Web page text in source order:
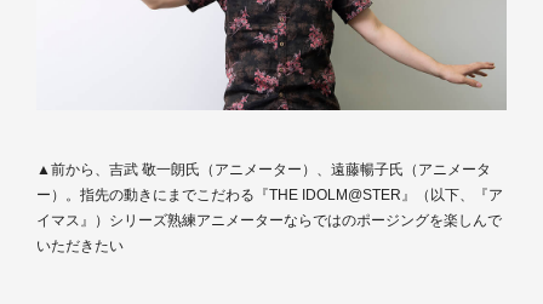
▲前から、吉武 敬一朗氏（アニメーター）、遠藤暢子氏（アニメータ
ー）。指先の動きにまでこだわる『THE IDOLM@STER』（以下、『ア
イマス』）シリーズ熟練アニメーターならではのポージングを楽しんで
いただきたい